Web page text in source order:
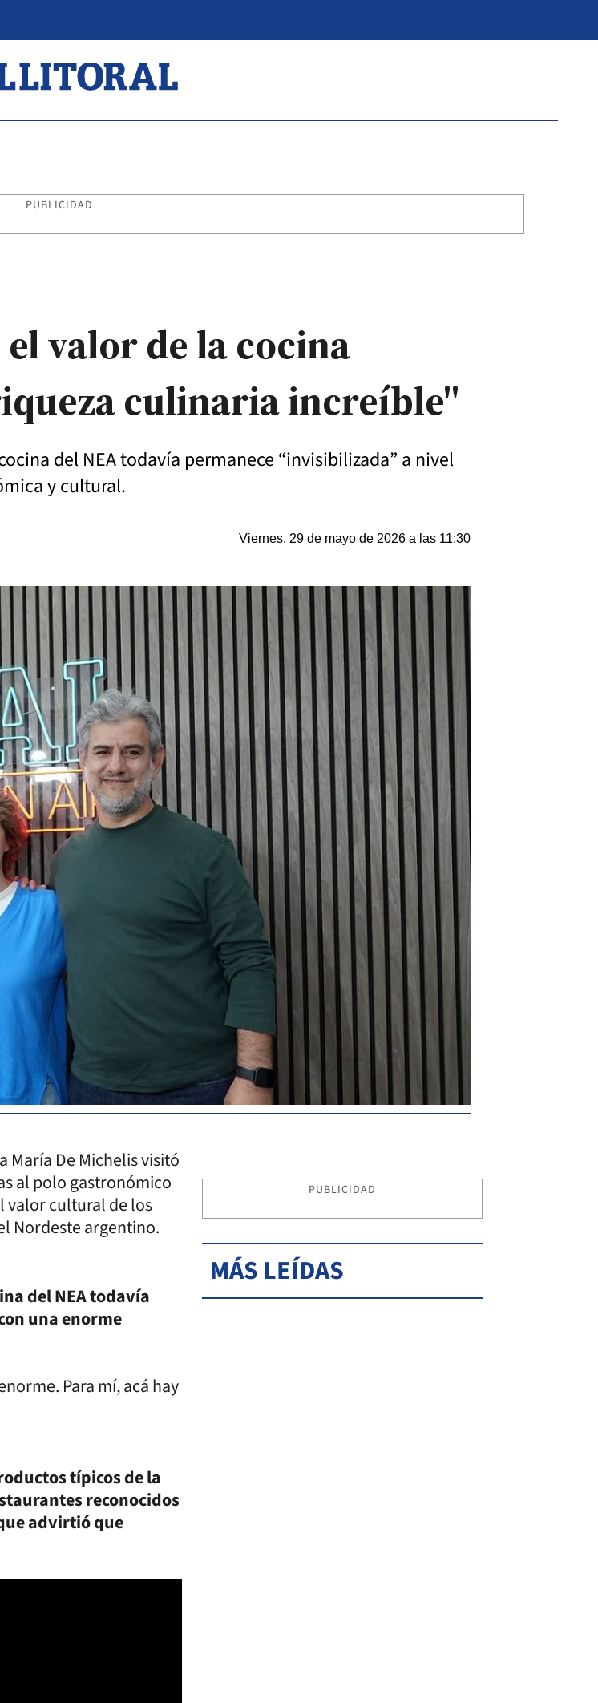
PUBLICIDAD
valor de la cocina
culinaria increíble"
del NEA todavía permanece “invisibilizada” a nivel
y cultural.
Viernes, 29 de mayo de 2026 a las 11:30
De Michelis visitó
al polo gastronómico
valor cultural de los
Nordeste argentino.
del NEA todavía
una enorme
Para mí, acá hay
típicos de la
reconocidos
advirtió que
PUBLICIDAD
MÁS LEÍDAS